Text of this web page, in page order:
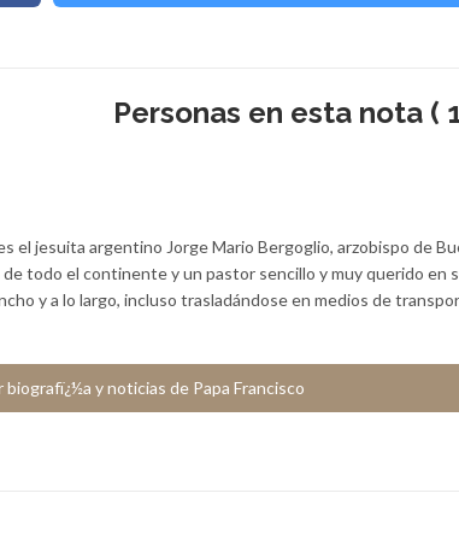
Personas en esta nota (
el jesuita argentino Jorge Mario Bergoglio, arzobispo de
todo el continente y un pastor sencillo y muy querido en
y a lo largo, incluso trasladándose en medios de
biografï¿½a y noticias de Papa Francisco